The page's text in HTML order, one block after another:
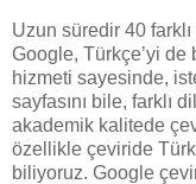
Uzun süredir 40
Google, Türkçe’yi de
hizmeti sayesinde,
sayfasını bile, farklı
akademik kalitede
özellikle çeviride
biliyoruz. Google